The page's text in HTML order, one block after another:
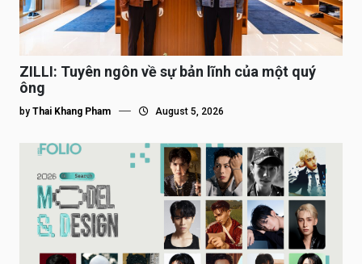
ZILLI: Tuyên ngôn về sự bản lĩnh của một quý
ông
by Thai Khang Pham August 5, 2026